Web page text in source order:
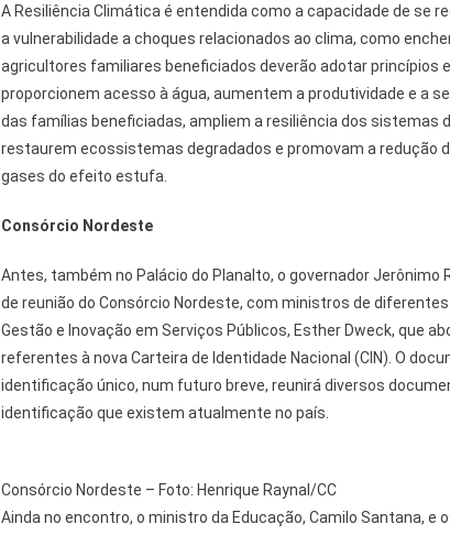
A Resiliência Climática é entendida como a capacidade de se
a vulnerabilidade a choques relacionados ao clima, como
agricultores familiares beneficiados deverão adotar princípios
proporcionem acesso à água, aumentem a produtividade e a
das famílias beneficiadas, ampliem a resiliência dos sistemas
restaurem ecossistemas degradados e promovam a redução
gases do efeito estufa.
Consórcio Nordeste
Antes, também no Palácio do Planalto, o governador Jerônimo
de reunião do Consórcio Nordeste, com ministros de
Gestão e Inovação em Serviços Públicos, Esther Dweck, que
referentes à nova Carteira de Identidade Nacional (CIN). O
identificação único, num futuro breve, reunirá diversos
identificação que existem atualmente no país.
Consórcio Nordeste – Foto: Henrique Raynal/CC
Ainda no encontro, o ministro da Educação, Camilo Santana, e